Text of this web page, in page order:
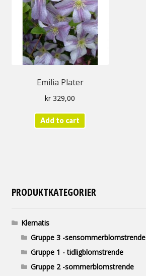
Emilia Plater
kr 329,00
Add to cart
PRODUKTKATEGORIER
Klematis
Gruppe 3 -sensommerblomstrende
Gruppe 1 - tidligblomstrende
Gruppe 2 -sommerblomstrende